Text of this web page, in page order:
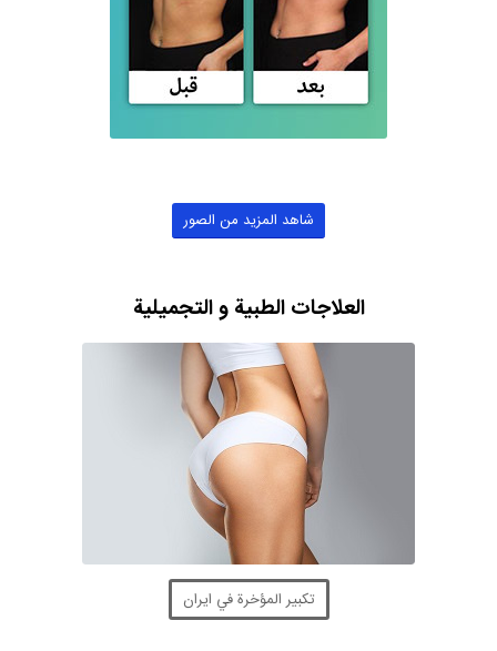
شاهد المزيد من الصور
العلاجات الطبية و التجميلية
تكبير المؤخرة في ايران